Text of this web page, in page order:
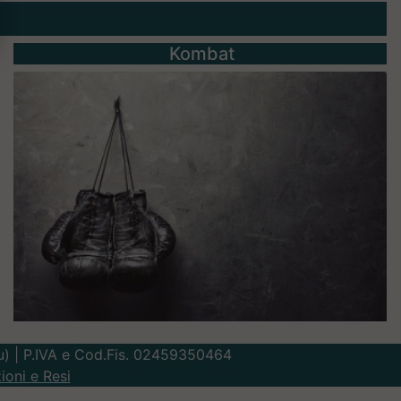
Kombat
| P.IVA e Cod.Fis. 02459350464
e Resi